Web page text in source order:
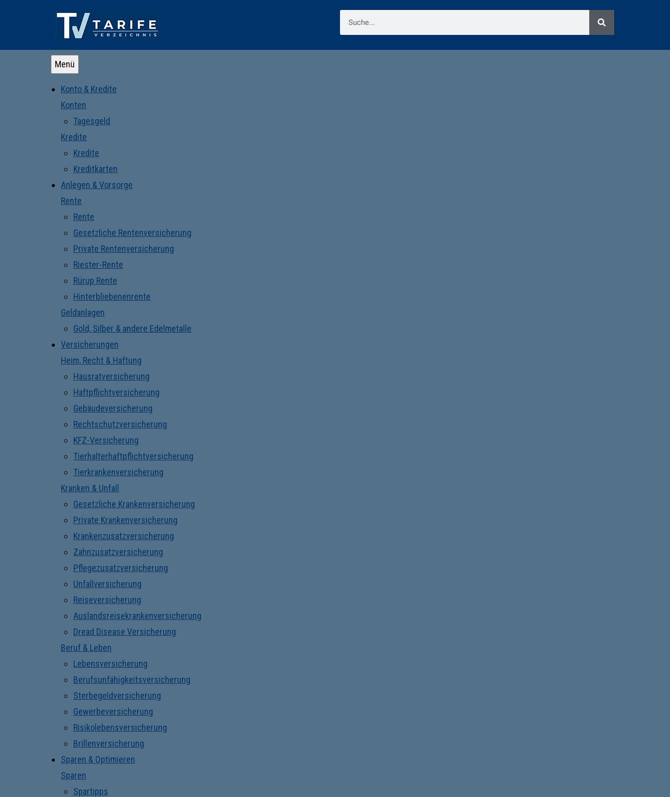
Menü
Konto & Kredite
Konten
Tagesgeld
Kredite
Kredite
Kreditkarten
Anlegen & Vorsorge
Rente
Rente
Gesetzliche Rentenversicherung
Private Rentenversicherung
Riester-Rente
Rürup Rente
Hinterbliebenenrente
Geldanlagen
Gold, Silber & andere Edelmetalle
Versicherungen
Heim, Recht & Haftung
Hausratversicherung
Haftpflichtversicherung
Gebäudeversicherung
Rechtschutzversicherung
KFZ-Versicherung
Tierhalterhaftpflichtversicherung
Tierkrankenversicherung
Kranken & Unfall
Gesetzliche Krankenversicherung
Private Krankenversicherung
Krankenzusatzversicherung
Zahnzusatzversicherung
Pflegezusatzversicherung
Unfallversicherung
Reiseversicherung
Auslandsreisekrankenversicherung
Dread Disease Versicherung
Beruf & Leben
Lebensversicherung
Berufsunfähigkeitsversicherung
Sterbegeldversicherung
Gewerbeversicherung
Risikolebensversicherung
Brillenversicherung
Sparen & Optimieren
Sparen
Spartipps